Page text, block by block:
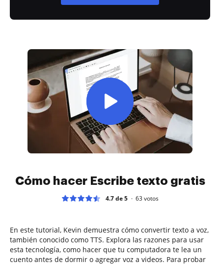
Cómo hacer Escribe texto gratis
4.7 de 5 63votos
En este tutorial, Kevin demuestra cómo convertir texto a voz,
también conocido como TTS. Explora las razones para usar
esta tecnología, como hacer que tu computadora te lea un
cuento antes de dormir o agregar voz a videos. Para probar